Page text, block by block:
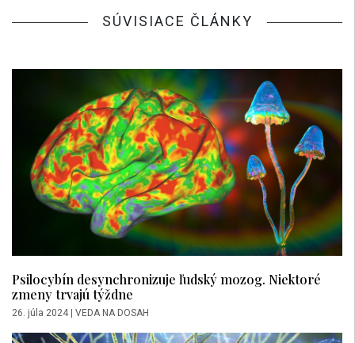
SÚVISIACE ČLÁNKY
Psilocybín desynchronizuje ľudský mozog. Niektoré
zmeny trvajú týždne
26. júla 2024 VEDA NA DOSAH